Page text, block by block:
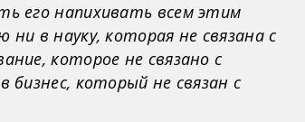
его напихивать всем этим
в науку, которая не связана с
которое не связано с
бизнес, который не связан с